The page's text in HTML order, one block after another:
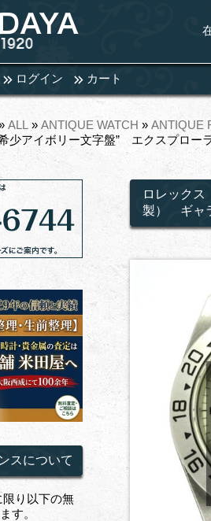
ログイン カート
ALL » ANTIQUE WATCH » ANTIQUE
少アイボリー文字盤” エクスプロ
ロレック
製） ギャ
スについて
り以下の無
す。